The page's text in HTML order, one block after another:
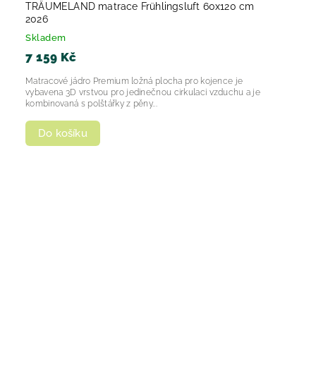
TRÄUMELAND matrace Frühlingsluft 60x120 cm
2026
Skladem
7 159 Kč
Do košíku
Matracové jádro Premium ložná plocha pro kojence je
vybavena 3D vrstvou pro jedinečnou cirkulaci vzduchu a je
kombinovaná s polštářky z pěny...